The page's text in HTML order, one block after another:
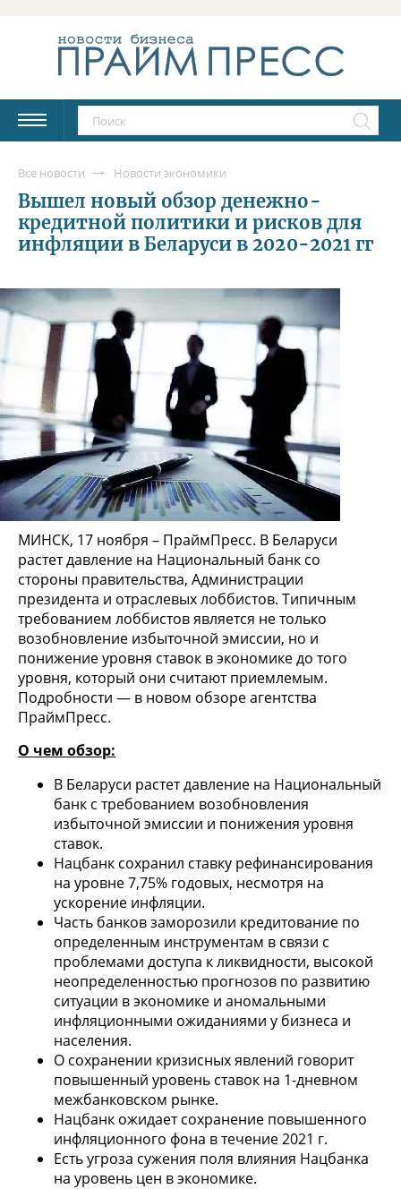
Все новости Новости экономики
Вышел новый обзор денежно-
кредитной политики и рисков для
инфляции в Беларуси в 2020-2021 гг
МИНСК, 17 ноября – ПраймПресс. В Беларуси
растет давление на Национальный банк со
стороны правительства, Администрации
президента и отраслевых лоббистов. Типичным
требованием лоббистов является не только
возобновление избыточной эмиссии, но и
понижение уровня ставок в экономике до того
уровня, который они считают приемлемым.
Подробности — в новом обзоре агентства
ПраймПресс.
О чем обзор:
В Беларуси растет давление на Национальный
банк с требованием возобновления
избыточной эмиссии и понижения уровня
ставок.
Нацбанк сохранил ставку рефинансирования
на уровне 7,75% годовых, несмотря на
ускорение инфляции.
Часть банков заморозили кредитование по
определенным инструментам в связи с
проблемами доступа к ликвидности, высокой
неопределенностью прогнозов по развитию
ситуации в экономике и аномальными
инфляционными ожиданиями у бизнеса и
населения.
О сохранении кризисных явлений говорит
повышенный уровень ставок на 1-дневном
межбанковском рынке.
Нацбанк ожидает сохранение повышенного
инфляционного фона в течение 2021 г.
Есть угроза сужения поля влияния Нацбанка
на уровень цен в экономике.